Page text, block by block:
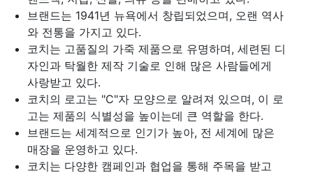
브랜드는 1941년 뉴욕에서 창립되었으며, 오랜 역사
와 전통을 가지고 있다.
코치는 고품질의 가죽 제품으로 유명하며, 세련된 디
자인과 탁월한 제작 기술로 인해 많은 사람들에게
사랑받고 있다.
코치의 로고는 "C"자 모양으로 알려져 있으며, 이 로
고는 제품의 식별성을 높이는데 큰 역할을 한다.
브랜드는 세계적으로 인기가 높아, 전 세계에 많은
매장을 운영하고 있다.
코치는 다양한 캠페인과 협업을 통해 주목을 받고